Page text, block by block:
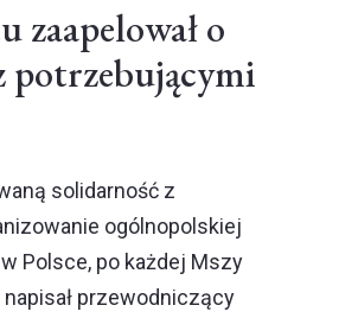
zaapelował o
potrzebującymi
solidarność z
ogólnopolskiej
Polsce, po każdej Mszy
przewodniczący